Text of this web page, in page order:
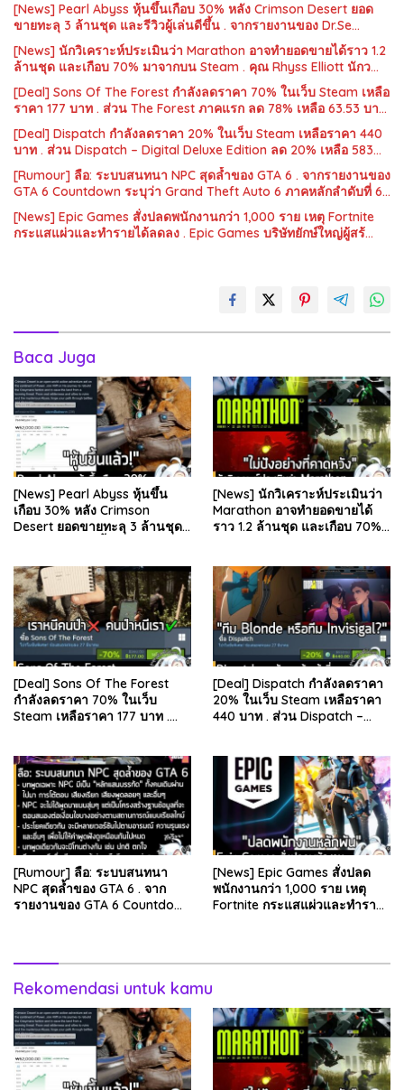
[News] Pearl Abyss หุ้นขึ้นเกือบ 30% หลัง Crimson Desert ยอด
ขายทะลุ 3 ล้านชุด และรีวิวผู้เล่นดีขึ้น . จากรายงานของ Dr.Se…
[News] นักวิเคราะห์ประเมินว่า Marathon อาจทำยอดขายได้ราว 1.2
ล้านชุด และเกือบ 70% มาจากบน Steam . คุณ Rhyss Elliott นักว…
[Deal] Sons Of The Forest กำลังลดราคา 70% ในเว็บ Steam เหลือ
ราคา 177 บาท . ส่วน The Forest ภาคแรก ลด 78% เหลือ 63.53 บา…
[Deal] Dispatch กำลังลดราคา 20% ในเว็บ Steam เหลือราคา 440
บาท . ส่วน Dispatch – Digital Deluxe Edition ลด 20% เหลือ 583…
[Rumour] ลือ: ระบบสนทนา NPC สุดล้ำของ GTA 6 . จากรายงานของ
GTA 6 Countdown ระบุว่า Grand Theft Auto 6 ภาคหลักลำดับที่ 6…
[News] Epic Games สั่งปลดพนักงานกว่า 1,000 ราย เหตุ Fortnite
กระแสแผ่วและทำรายได้ลดลง . Epic Games บริษัทยักษ์ใหญ่ผู้สร้…
Baca Juga
[News] Pearl Abyss หุ้นขึ้น
เกือบ 30% หลัง Crimson
Desert ยอดขายทะลุ 3 ล้านชุด
[News] นักวิเคราะห์ประเมินว่า
Marathon อาจทำยอดขายได้
ราว 1.2 ล้านชุด และเกือบ 70%
[Deal] Sons Of The Forest
กำลังลดราคา 70% ในเว็บ
Steam เหลือราคา 177 บาท .
[Deal] Dispatch กำลังลดราคา
20% ในเว็บ Steam เหลือราคา
440 บาท . ส่วน Dispatch –
[Rumour] ลือ: ระบบสนทนา
NPC สุดล้ำของ GTA 6 . จาก
รายงานของ GTA 6 Countdown
[News] Epic Games สั่งปลด
พนักงานกว่า 1,000 ราย เหตุ
Fortnite กระแสแผ่วและทำราย
Rekomendasi untuk kamu